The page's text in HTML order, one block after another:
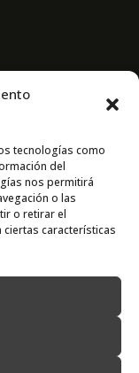
tecnologías como
del
nos permitirá
o las
o retirar el
características